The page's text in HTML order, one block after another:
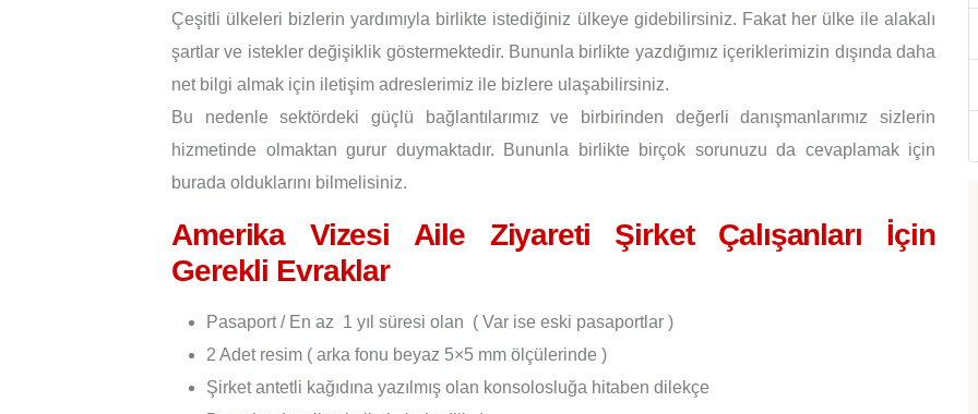
Çeşitli ülkeleri bizlerin yardımıyla birlikte istediğiniz ülkeye gidebilirsiniz. Fakat her ülke ile alakalı
şartlar ve istekler değişiklik göstermektedir. Bununla birlikte yazdığımız içeriklerimizin dışında daha
net bilgi almak için iletişim adreslerimiz ile bizlere ulaşabilirsiniz.
Bu nedenle sektördeki güçlü bağlantılarımız ve birbirinden değerli danışmanlarımız sizlerin
hizmetinde olmaktan gurur duymaktadır. Bununla birlikte birçok sorunuzu da cevaplamak için
burada olduklarını bilmelisiniz.
Amerika Vizesi Aile Ziyareti Şirket Çalışanları İçin
Gerekli Evraklar
Pasaport / En az 1 yıl süresi olan ( Var ise eski pasaportlar )
2 Adet resim ( arka fonu beyaz 5×5 mm ölçülerinde )
Şirket antetli kağıdına yazılmış olan konsolosluğa hitaben dilekçe